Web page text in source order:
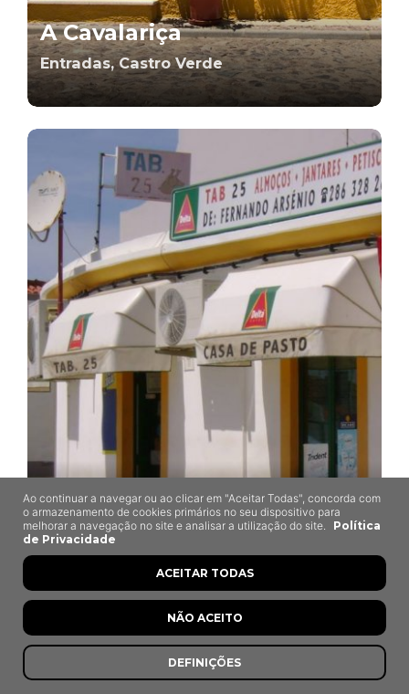
A Cavalariça
Entradas, Castro Verde
Taberna 25
Castro Verde
Ao continuar a navegar ou ao clicar em "Aceitar Todas", concorda com
o armazenamento de cookies primários no seu dispositivo para
melhorar a navegação no site e analisar a utilização do site.
Política
de Privacidade
DEFINIÇÕES
NÃO ACEITO
ACEITAR TODAS